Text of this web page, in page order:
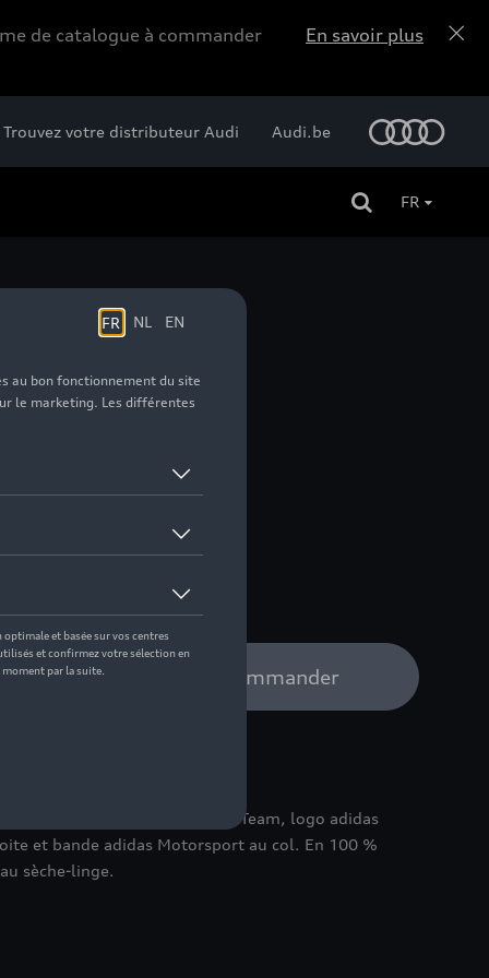
de catalogue à commander
En savoir plus
Trouvez votre distributeur Audi Audi.be
FR
distributeur Audi pour commander
slim. Grand logo Audi F1® Team, logo adidas
et bande adidas Motorsport au col. En 100 %
sèche-linge.